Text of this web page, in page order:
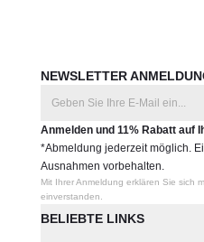
BELIEBTE LINKS
NEWSLETTER
Anmelden und 11% Rabatt auf
*Abmeldung jederzeit möglich.
Ausnahmen vorbehalten.
Mit Ihrer Anmeldung erklären Sie sich
einverstanden.